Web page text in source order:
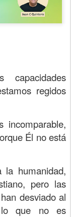
capacidades
regidos
Él no está
la humanidad,
pero las
desviado al
lo que no es